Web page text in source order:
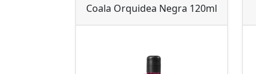
Coala Orquidea Negra 120ml